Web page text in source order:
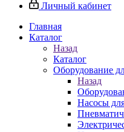
Личный кабинет
Главная
Каталог
Назад
Каталог
Оборудование
Назад
Насосы